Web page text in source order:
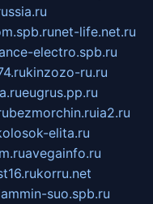
net-life.net.ru
electro.spb.ru
kinzozo-ru.ru
eugrus.pp.ru
bezmorchin.ruia2.ru
elita.ru
avegainfo.ru
korru.net
suo.spb.ru